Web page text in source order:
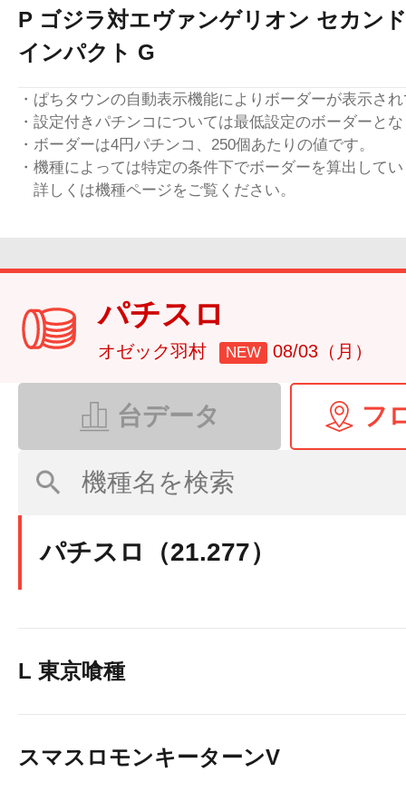
P ゴジラ対エヴァンゲリオン セカンド
インパクト G
・ぱちタウンの自動表示機能によりボーダーが表示さ
・設定付きパチンコについては最低設定のボーダーと
・ボーダーは4円パチンコ、250個あたりの値です。
・機種によっては特定の条件下でボーダーを算出して
詳しくは機種ページをご覧ください。
パチスロ
オゼック羽村 NEW 08/03（月）
台データ フ
パチスロ（21.277）
L 東京喰種
スマスロモンキーターンV